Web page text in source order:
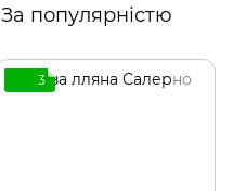
За популярністю
3